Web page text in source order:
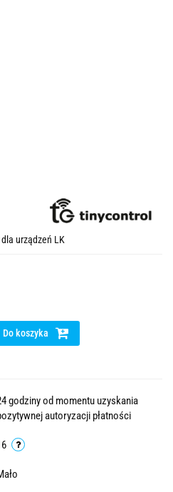
urządzeń LK
Do koszyka
godziny od momentu uzyskania
autoryzacji płatności